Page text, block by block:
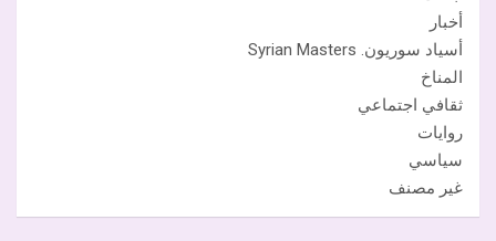
أخبار
أسياد سوريون. Syrian Masters
المناخ
ثقافي اجتماعي
روايات
سياسي
غير مصنف